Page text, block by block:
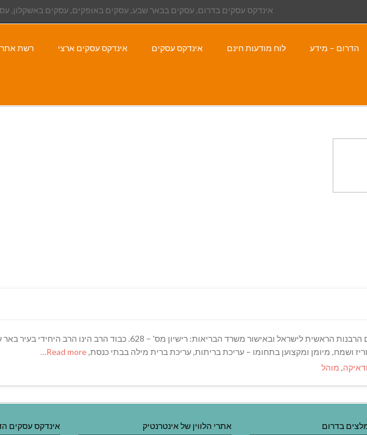
אינדקס עסקים בדרום, עסקים בבאר שבע, עסקים באופקים, עסקים באשקלון,
רשת אתרי אינדקס עסקים ארצי אינדקס עסקים לוח מודעות חינם הדרום – מידע
לרב לוי חיימוב ניסיון של מוהל מוסמך מזה כ- 20 שנה מטעם הרבנות הראשית לישראל ובאישור משרד הבריאות:
ושמח, מיומן ומקצוען בתחומו – עריכת בריתות, עריכת ברית מילה בבתי כנסת,
, מוהל
אינדקס עסקים אתרי הלווין של אינטרנטיק בדרום